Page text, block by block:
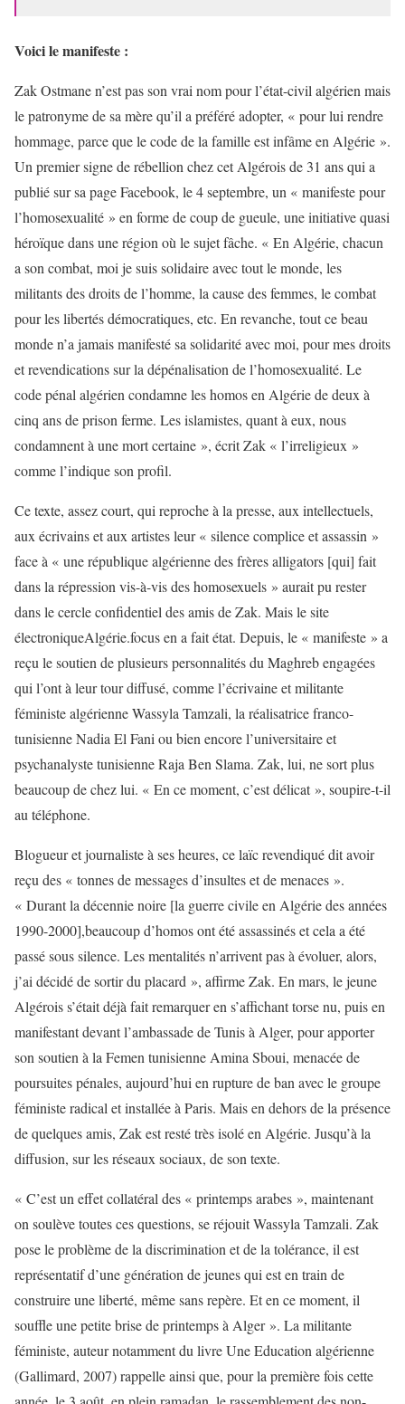
Voici le manifeste :
Zak Ostmane n’est pas son vrai nom pour l’état-civil algérien mais
le patronyme de sa mère qu’il a préféré adopter, « pour lui rendre
hommage, parce que le code de la famille est infâme en Algérie ».
Un premier signe de rébellion chez cet Algérois de 31 ans qui a
publié sur sa page Facebook, le 4 septembre, un « manifeste pour
l’homosexualité » en forme de coup de gueule, une initiative quasi
héroïque dans une région où le sujet fâche. « En Algérie, chacun
a son combat, moi je suis solidaire avec tout le monde, les
militants des droits de l’homme, la cause des femmes, le combat
pour les libertés démocratiques, etc. En revanche, tout ce beau
monde n’a jamais manifesté sa solidarité avec moi, pour mes droits
et revendications sur la dépénalisation de l’homosexualité. Le
code pénal algérien condamne les homos en Algérie de deux à
cinq ans de prison ferme. Les islamistes, quant à eux, nous
condamnent à une mort certaine », écrit Zak « l’irreligieux »
comme l’indique son profil.
Ce texte, assez court, qui reproche à la presse, aux intellectuels,
aux écrivains et aux artistes leur « silence complice et assassin »
face à « une république algérienne des frères alligators [qui] fait
dans la répression vis-à-vis des homosexuels » aurait pu rester
dans le cercle confidentiel des amis de Zak. Mais le site
électroniqueAlgérie.focus en a fait état. Depuis, le « manifeste » a
reçu le soutien de plusieurs personnalités du Maghreb engagées
qui l’ont à leur tour diffusé, comme l’écrivaine et militante
féministe algérienne Wassyla Tamzali, la réalisatrice franco-
tunisienne Nadia El Fani ou bien encore l’universitaire et
psychanalyste tunisienne Raja Ben Slama. Zak, lui, ne sort plus
beaucoup de chez lui. « En ce moment, c’est délicat », soupire-t-il
au téléphone.
Blogueur et journaliste à ses heures, ce laïc revendiqué dit avoir
reçu des « tonnes de messages d’insultes et de menaces ».
« Durant la décennie noire [la guerre civile en Algérie des années
1990-2000],beaucoup d’homos ont été assassinés et cela a été
passé sous silence. Les mentalités n’arrivent pas à évoluer, alors,
j’ai décidé de sortir du placard », affirme Zak. En mars, le jeune
Algérois s’était déjà fait remarquer en s’affichant torse nu, puis en
manifestant devant l’ambassade de Tunis à Alger, pour apporter
son soutien à la Femen tunisienne Amina Sboui, menacée de
poursuites pénales, aujourd’hui en rupture de ban avec le groupe
féministe radical et installée à Paris. Mais en dehors de la présence
de quelques amis, Zak est resté très isolé en Algérie. Jusqu’à la
diffusion, sur les réseaux sociaux, de son texte.
« C’est un effet collatéral des « printemps arabes », maintenant
on soulève toutes ces questions, se réjouit Wassyla Tamzali. Zak
pose le problème de la discrimination et de la tolérance, il est
représentatif d’une génération de jeunes qui est en train de
construire une liberté, même sans repère. Et en ce moment, il
souffle une petite brise de printemps à Alger ». La militante
féministe, auteur notamment du livre Une Education algérienne
(Gallimard, 2007) rappelle ainsi que, pour la première fois cette